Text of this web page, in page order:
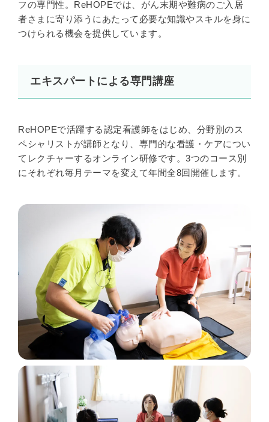
フの専門性。ReHOPEでは、がん末期や難病のご入居
者さまに寄り添うにあたって必要な知識やスキルを身に
つけられる機会を提供しています。
エキスパートによる専門講座
ReHOPEで活躍する認定看護師をはじめ、分野別のス
ペシャリストが講師となり、専門的な看護・ケアについ
てレクチャーするオンライン研修です。3つのコース別
にそれぞれ毎月テーマを変えて年間全8回開催します。